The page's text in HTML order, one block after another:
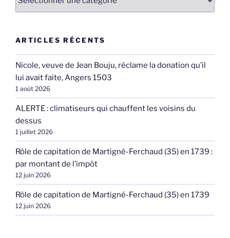
ARTICLES RÉCENTS
Nicole, veuve de Jean Bouju, réclame la donation qu’il
lui avait faite, Angers 1503
1 août 2026
ALERTE : climatiseurs qui chauffent les voisins du
dessus
1 juillet 2026
Rôle de capitation de Martigné-Ferchaud (35) en 1739 :
par montant de l’impôt
12 juin 2026
Rôle de capitation de Martigné-Ferchaud (35) en 1739
12 juin 2026